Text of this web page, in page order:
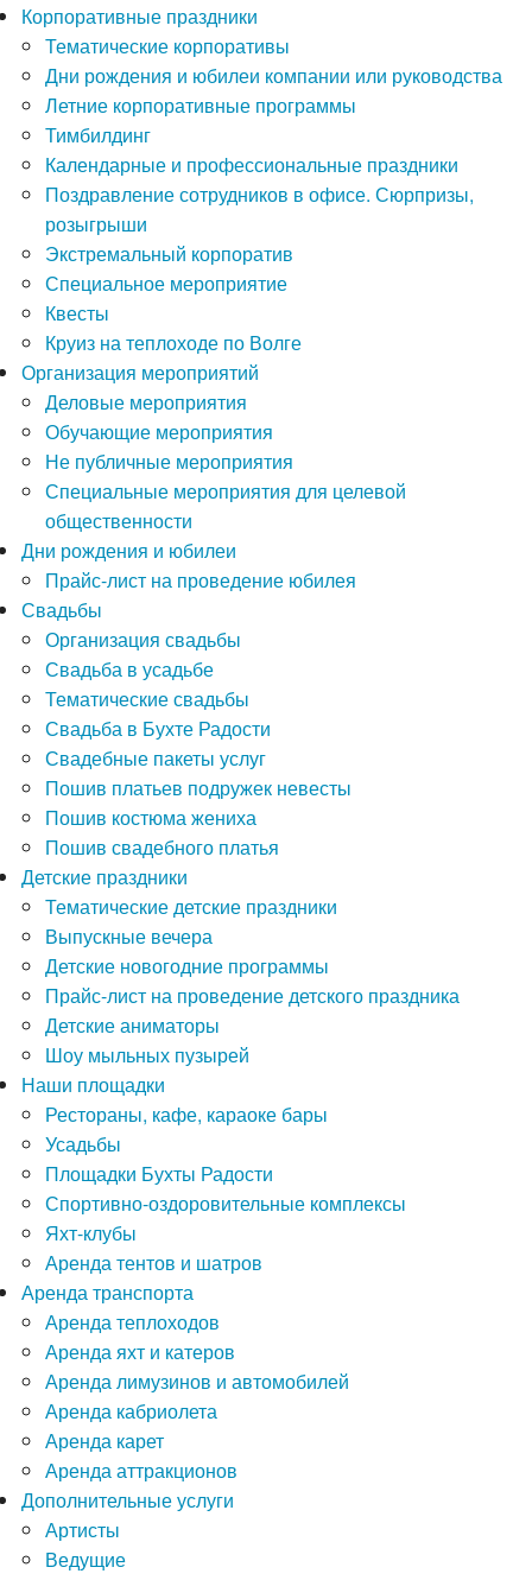
Корпоративные праздники
Тематические корпоративы
Дни рождения и юбилеи компании или руководства
Летние корпоративные программы
Тимбилдинг
Календарные и профессиональные праздники
Поздравление сотрудников в офисе. Сюрпризы,
розыгрыши
Экстремальный корпоратив
Специальное мероприятие
Квесты
Круиз на теплоходе по Волге
Организация мероприятий
Деловые мероприятия
Обучающие мероприятия
Не публичные мероприятия
Специальные мероприятия для целевой
общественности
Дни рождения и юбилеи
Прайс-лист на проведение юбилея
Свадьбы
Организация свадьбы
Свадьба в усадьбе
Тематические свадьбы
Свадьба в Бухте Радости
Свадебные пакеты услуг
Пошив платьев подружек невесты
Пошив костюма жениха
Пошив свадебного платья
Детские праздники
Тематические детские праздники
Выпускные вечера
Детские новогодние программы
Прайс-лист на проведение детского праздника
Детские аниматоры
Шоу мыльных пузырей
Наши площадки
Рестораны, кафе, караоке бары
Усадьбы
Площадки Бухты Радости
Спортивно-оздоровительные комплексы
Яхт-клубы
Аренда тентов и шатров
Аренда транспорта
Аренда теплоходов
Аренда яхт и катеров
Аренда лимузинов и автомобилей
Аренда кабриолета
Аренда карет
Аренда аттракционов
Дополнительные услуги
Артисты
Ведущие